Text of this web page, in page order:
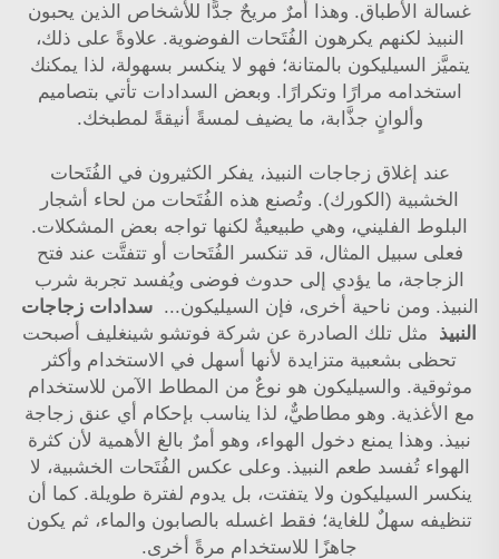
غسالة الأطباق. وهذا أمرٌ مريحٌ جدًّا للأشخاص الذين يحبون
النبيذ لكنهم يكرهون الفُتَحات الفوضوية. علاوةً على ذلك،
يتميَّز السيليكون بالمتانة؛ فهو لا ينكسر بسهولة، لذا يمكنك
استخدامه مرارًا وتكرارًا. وبعض السدادات تأتي بتصاميم
وألوانٍ جذَّابة، ما يضيف لمسةً أنيقةً لمطبخك.
عند إغلاق زجاجات النبيذ، يفكر الكثيرون في الفُتَحات
الخشبية (الكورك). وتُصنع هذه الفُتَحات من لحاء أشجار
البلوط الفليني، وهي طبيعيةٌ لكنها تواجه بعض المشكلات.
فعلى سبيل المثال، قد تنكسر الفُتَحات أو تتفتَّت عند فتح
الزجاجة، ما يؤدي إلى حدوث فوضى ويُفسد تجربة شرب
النبيذ. ومن ناحية أخرى، فإن السيليكون...
سدادات زجاجات
النبيذ
مثل تلك الصادرة عن شركة فوتشو شينغليف أصبحت
تحظى بشعبية متزايدة لأنها أسهل في الاستخدام وأكثر
موثوقية. والسيليكون هو نوعٌ من المطاط الآمن للاستخدام
مع الأغذية. وهو مطاطيٌّ، لذا يناسب بإحكام أي عنق زجاجة
نبيذ. وهذا يمنع دخول الهواء، وهو أمرٌ بالغ الأهمية لأن كثرة
الهواء تُفسد طعم النبيذ. وعلى عكس الفُتَحات الخشبية، لا
ينكسر السيليكون ولا يتفتت، بل يدوم لفترة طويلة. كما أن
تنظيفه سهلٌ للغاية؛ فقط اغسله بالصابون والماء، ثم يكون
جاهزًا للاستخدام مرةً أخرى.